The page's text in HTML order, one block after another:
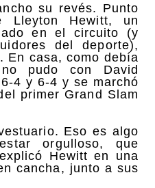
su revés. Punto
Lleyton Hewitt, un
en el circuito (y
del deporte),
En casa, como debía
pudo con David
4 y 6-4 y se marchó
primer Grand Slam
Eso es algo
orgulloso, que
Hewitt en una
cancha, junto a sus